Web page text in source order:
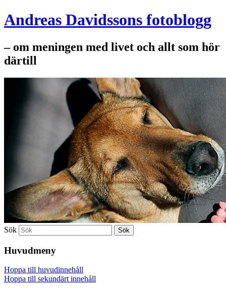
Andreas Davidssons fotoblogg
– om meningen med livet och allt som hör
därtill
Sök
Huvudmeny
Hoppa till huvudinnehåll
Hoppa till sekundärt innehåll